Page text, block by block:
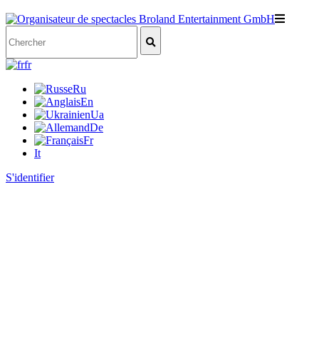
fr
Ru
En
Ua
De
Fr
It
S'identifier